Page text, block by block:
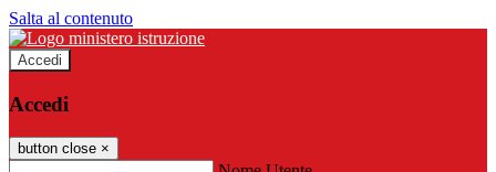
Salta al contenuto
Accedi
Accedi
button close ×